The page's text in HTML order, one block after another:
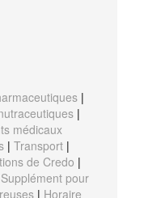
|
|
médicaux
|Transport |
de Credo |
Supplément pour
| Horaire